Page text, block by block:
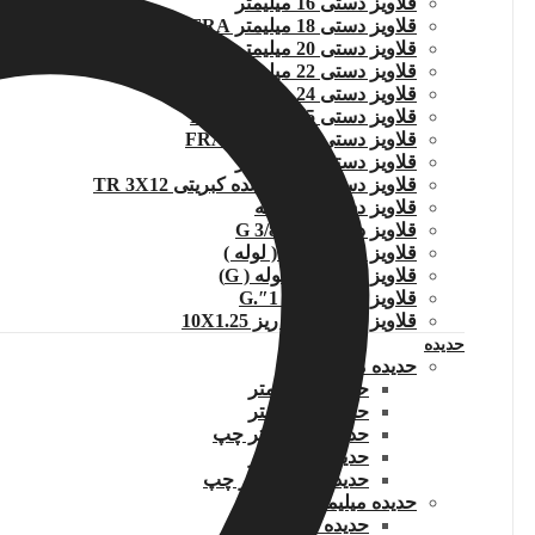
قلاویز دستی 18 میلیمتر FRA
قلاویز دستی 20 میلیمتر FRA
قلاویز دستی 22 میلیمتر
قلاویز دستی 24 میلیمتر .FRA
قلاویز دستی 25 میلیمتر.FRA
قلاویز دستی 27 میلیمتر .FRA
قلاویز دستی 30 میلیمتر
قلاویز دستی چپگرد دنده کبریتی TR 3X12
قلاویز دستی 1/4 لوله
قلاویز دستی لوله G 3/8
قلاویز دستی G1/2( لوله )
قلاویز دستی 3/4 لوله ( G)
قلاویز دستی لوله 1″.G
قلاویز دستی دنده ریز 10X1.25
حدیده
حدیده میلیمتر
حدیده 5 میلیمتر
حدیده 6 میلیمتر
حدیده 6 میلیمتر چپ
حدیده 1 میلیمتر
حدیده 20 میلیمتر چپ
حدیده میلیمتر دنده ریز
حدیده 1.25×12